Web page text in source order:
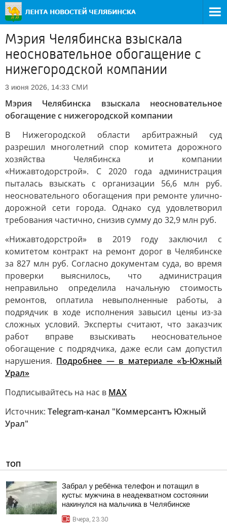
Мэрия Челябинска взыскала
неосновательное обогащение с
нижегородской компании
3 июня 2026, 14:33 СМИ
Мэрия Челябинска взыскала неосновательное
обогащение с нижегородской компании
В Нижегородской области арбитражный суд
разрешил многолетний спор комитета дорожного
хозяйства Челябинска и компании
«Нижавтодорстрой». С 2020 года администрация
пыталась взыскать с организации 56,6 млн руб.
неосновательного обогащения при ремонте улично-
дорожной сети города. Однако суд удовлетворил
требования частично, снизив сумму до 32,9 млн руб.
«Нижавтодорстрой» в 2019 году заключил с
комитетом контракт на ремонт дорог в Челябинске
за 827 млн руб. Согласно документам суда, во время
проверки выяснилось, что администрация
неправильно определила начальную стоимость
ремонтов, оплатила невыполненные работы, а
подрядчик в ходе исполнения завысил цены из-за
сложных условий. Эксперты считают, что заказчик
работ вправе взыскивать неосновательное
обогащение с подрядчика, даже если сам допустил
нарушения. Подробнее — в материале «Ъ-Южный
Урал»
Подписывайтесь на нас в MAХ
Источник: Telegram-канал "Коммерсантъ Южный
Урал"
ТОП
Забрал у ребёнка телефон и потащил в
кусты: мужчина в неадекватном состоянии
накинулся на мальчика в Челябинске
Вчера, 23:30